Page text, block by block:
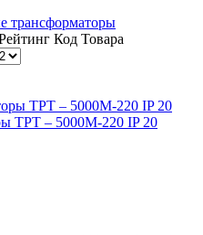
трансформаторы
Код Товара
ТРТ – 5000М-220 IP 20